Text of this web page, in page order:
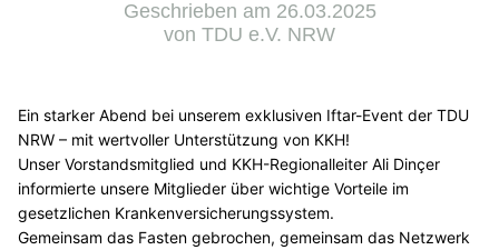
Geschrieben am 26.03.2025
von TDU e.V. NRW
Ein starker Abend bei unserem exklusiven Iftar-Event der TDU
NRW – mit wertvoller Unterstützung von KKH!
Unser Vorstandsmitglied und KKH-Regionalleiter Ali Dinçer
informierte unsere Mitglieder über wichtige Vorteile im
gesetzlichen Krankenversicherungssystem.
Gemeinsam das Fasten gebrochen, gemeinsam das Netzwerk